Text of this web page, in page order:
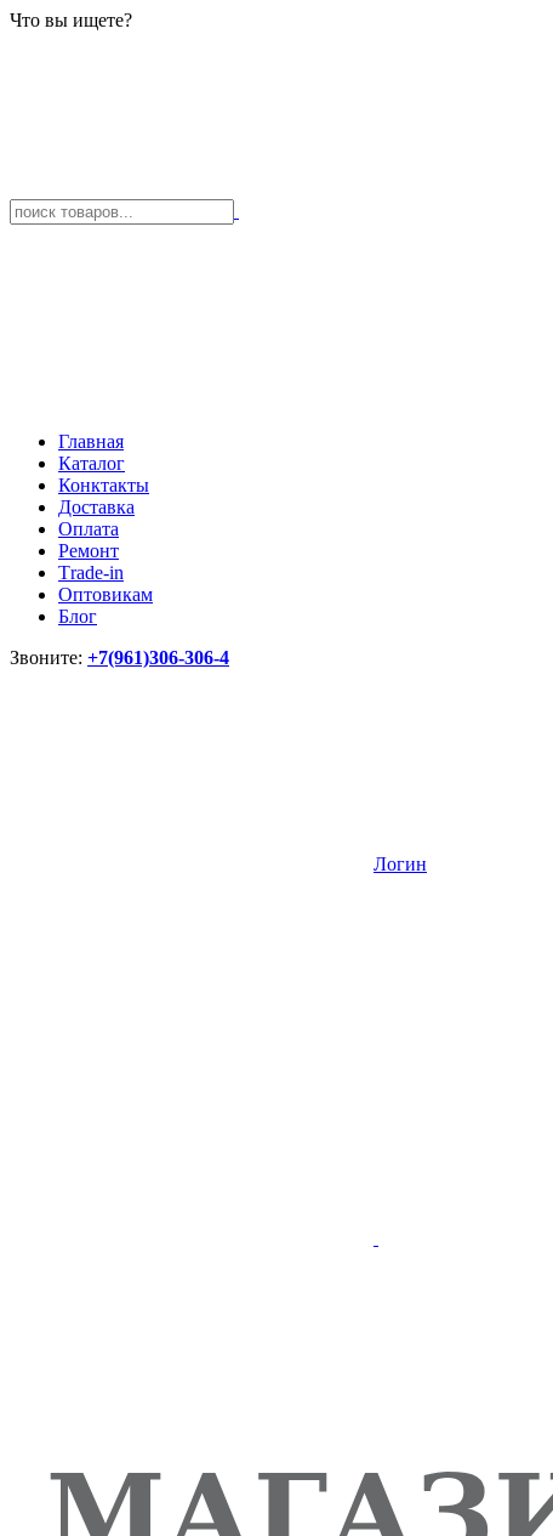
Что вы ищете?
Главная
Каталог
Конктакты
Доставка
Оплата
Ремонт
Тrade-in
Оптовикам
Блог
Звоните: +7(961)306-306-4
Логин